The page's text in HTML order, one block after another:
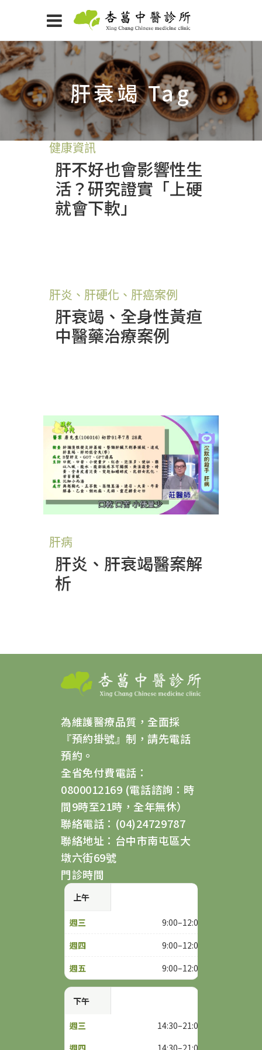
肝衰竭 Tag
健康資訊
肝不好也會影響性生
活？研究證實「上硬
就會下軟」
肝炎、肝硬化、肝癌案例
肝衰竭、全身性黃疸
中醫藥治療案例
肝病
肝炎、肝衰竭醫案解
析
為維護醫療品質，全面採
『預約掛號』制，請先電話
預約。
全省免付費電話：
0800012169 (電話諮詢：時
間9時至21時，全年無休）
聯絡電話：(04)24729787
聯絡地址：台中市南屯區大
墩六街69號
門診時間
上午
9:00–12:00
9:00–12:00
9:00–12:00
下午
14:30–21:00